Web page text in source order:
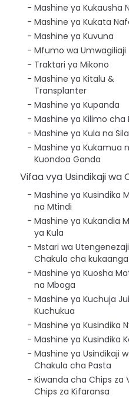
Mashine ya Kukausha
Mashine ya Kukata
Mashine ya Kuvuna
Mfumo wa Umwagiliaji
Traktari ya Mikono
Mashine ya Kitalu &
Transplanter
Mashine ya Kupanda
Mashine ya Kilimo cha
Mashine ya Kula na
Mashine ya Kukamua
Kuondoa Ganda
Vifaa vya Usindikaji wa
Mashine ya Kusindika
na Mtindi
Mashine ya Kukandia
ya Kula
Mstari wa
Chakula cha kukaanga
Mashine ya Kuosha
na Mboga
Mashine ya Kuchuja
Kuchukua
Mashine ya Kusindika
Mashine ya Kusindika
Mashine ya Usindikaji
Chakula cha Pasta
Kiwanda cha Chips za
Chips za Kifaransa